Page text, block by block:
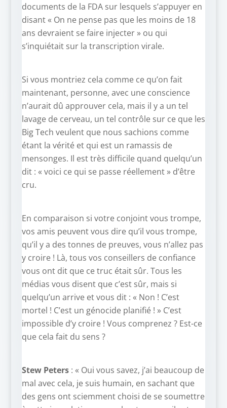
documents de la FDA sur lesquels s’appuyer en
disant « On ne pense pas que les moins de 18
ans devraient se faire injecter » ou qui
s’inquiétait sur la transcription virale.
Si vous montriez cela comme ce qu’on fait
maintenant, personne, avec une conscience
n’aurait dû approuver cela, mais il y a un tel
lavage de cerveau, un tel contrôle sur ce que les
Big Tech veulent que nous sachions comme
étant la vérité et qui est un ramassis de
mensonges. Il est très difficile quand quelqu’un
dit : « voici ce qui se passe réellement » d’être
cru.
En comparaison si votre conjoint vous trompe,
vos amis peuvent vous dire qu’il vous trompe,
qu’il y a des tonnes de preuves, vous n’allez pas
y croire ! Là, tous vos conseillers de confiance
vous ont dit que ce truc était sûr. Tous les
médias vous disent que c’est sûr, mais si
quelqu’un arrive et vous dit : « Non ! C’est
mortel ! C’est un génocide planifié ! » C’est
impossible d’y croire ! Vous comprenez ? Est-ce
que cela fait du sens ?
Stew Peters: « Oui vous savez, j’ai beaucoup de
mal avec cela, je suis humain, en sachant que
des gens ont sciemment choisi de se soumettre